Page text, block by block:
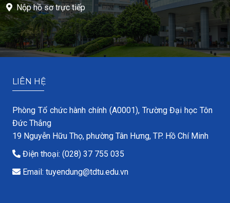
Nộp hồ sơ trực tiếp
LIÊN HỆ
Phòng Tổ chức hành chính (A0001), Trường Đại học Tôn
Đức Thắng
19 Nguyễn Hữu Thọ, phường Tân Hưng, TP. Hồ Chí Minh
Điện thoại: (028) 37 755 035
Email: tuyendung@tdtu.edu.vn